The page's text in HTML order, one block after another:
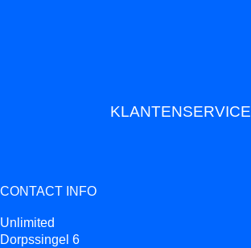
KLANTENSERVICE
CONTACT INFO
Unlimited
Dorpssingel 6